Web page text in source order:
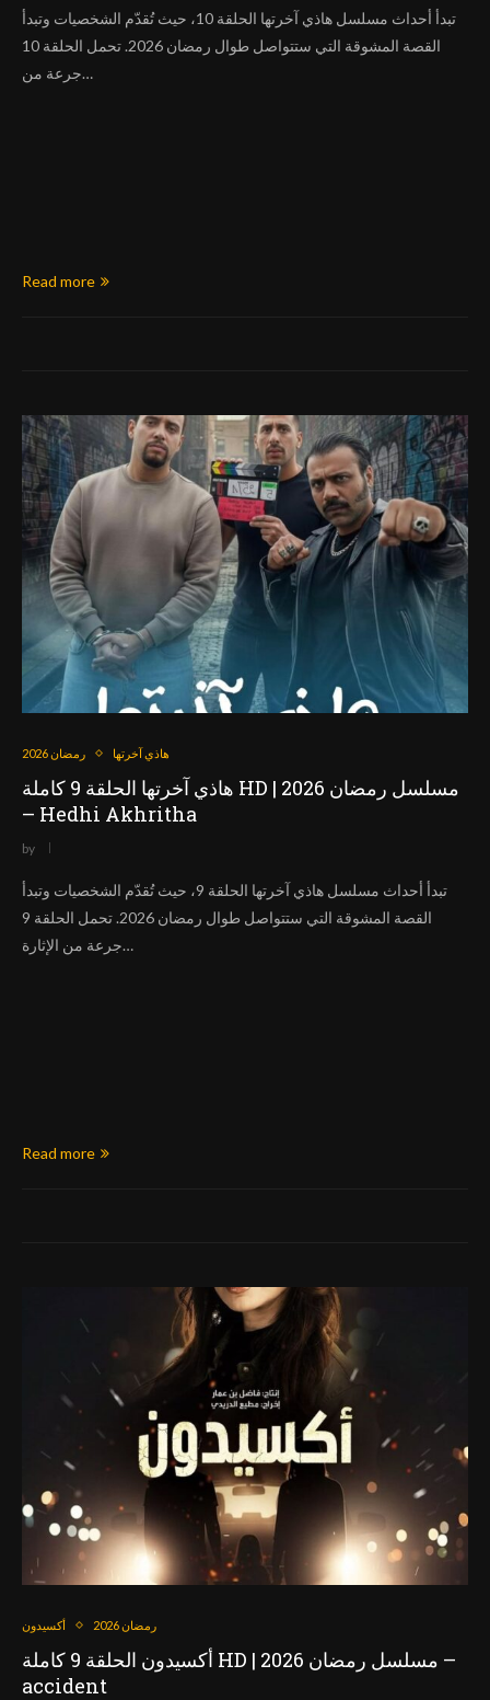
تبدأ أحداث مسلسل هاذي آخرتها الحلقة 10، حيث تُقدّم الشخصيات وتبدأ
القصة المشوقة التي ستتواصل طوال رمضان 2026. تحمل الحلقة 10
جرعة من…
Read more
رمضان 2026 هاذي آخرتها
هاذي آخرتها الحلقة 9 كاملة HD | مسلسل رمضان 2026
– Hedhi Akhritha
by
تبدأ أحداث مسلسل هاذي آخرتها الحلقة 9، حيث تُقدّم الشخصيات وتبدأ
القصة المشوقة التي ستتواصل طوال رمضان 2026. تحمل الحلقة 9
جرعة من الإثارة…
Read more
أكسيدون رمضان 2026
أكسيدون الحلقة 9 كاملة HD | مسلسل رمضان 2026 –
accident